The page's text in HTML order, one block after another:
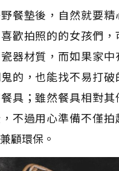
餐墊後，自然就要精
歡拍照的的女孩們，
器材質，而如果家中
的，也能找不易打破
具；雖然餐具相對其
不過用心準備不僅拍
顧環保。